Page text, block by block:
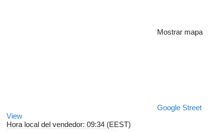
Mostrar mapa
Google Street
View
Hora local del vendedor: 09:34 (EEST)